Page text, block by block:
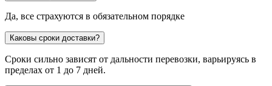
Да, все страхуются в обязательном порядке
Каковы сроки доставки?
Сроки сильно зависят от дальности перевозки, варьируясь в
пределах от 1 до 7 дней.